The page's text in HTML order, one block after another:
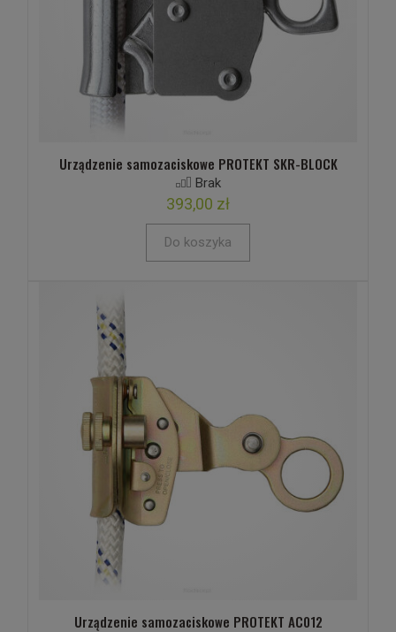
Urządzenie samozaciskowe PROTEKT SKR-BLOCK
Brak
393,00 zł
Do koszyka
Urządzenie samozaciskowe PROTEKT AC012